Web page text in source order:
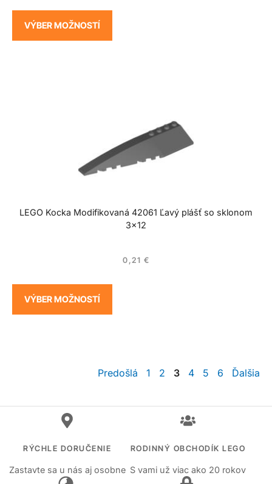
VÝBER MOŽNOSTÍ
LEGO Kocka Modifikovaná 42061 Ľavý plášť so sklonom
3×12
0,21 €
VÝBER MOŽNOSTÍ
Predošlá 1 2 3 4 5 6 Ďalšia
RÝCHLE DORUČENIE
Zastavte sa u nás aj osobne
RODINNÝ OBCHODÍK LEGO
S vami už viac ako 20 rokov